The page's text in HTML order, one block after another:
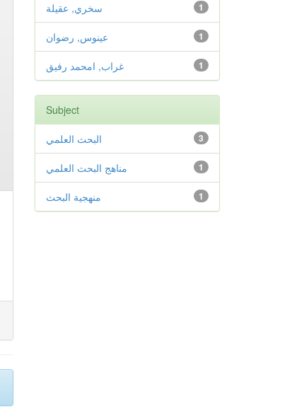
1 سخري, عقيلة
1 عينوس, رضوان
1 غراب, امحمد رفيق
Subject
3 البحث العلمي
1 مناهج البحث العلمي
1 منهجية البحث